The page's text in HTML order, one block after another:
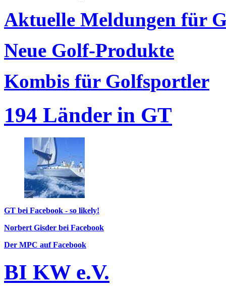
Aktuelle Meldungen für
Neue Golf-Produkte
Kombis für Golfsportler
194 Länder in GT
GT bei Facebook - so likely!
Norbert Gisder bei Facebook
Der MPC auf Facebook
BI KW e.V.